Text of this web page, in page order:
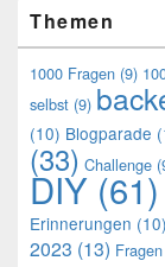
Themen
1000 Fragen (9)
selbst (9)
(10) Blogparade
(33) Challenge
DIY (61)
Erinnerungen (10)
2023 (13)